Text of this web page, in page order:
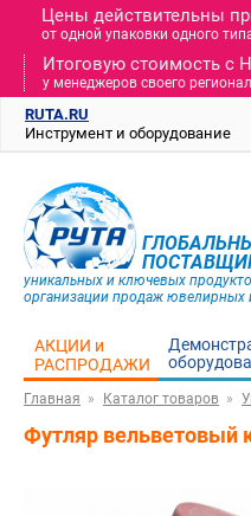
Цены действительны
от одной упаковки одного
Итоговую стоимость c
у менеджеров своего
RUTA.RU
Инструмент и оборудование
уникальных и ключевых
организации продаж ювелирных
АКЦИИ и
РАСПРОДАЖИ
Главная Каталог товаров
Футляр вельветовый